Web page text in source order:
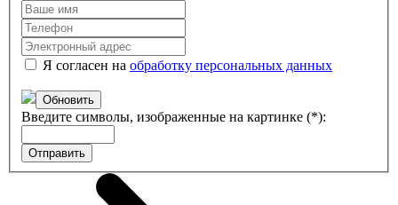
Я согласен на обработку персональных данных
Обновить
Введите символы, изображенные на картинке (*):